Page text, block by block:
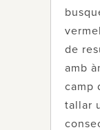
de
amb
camp
tallar